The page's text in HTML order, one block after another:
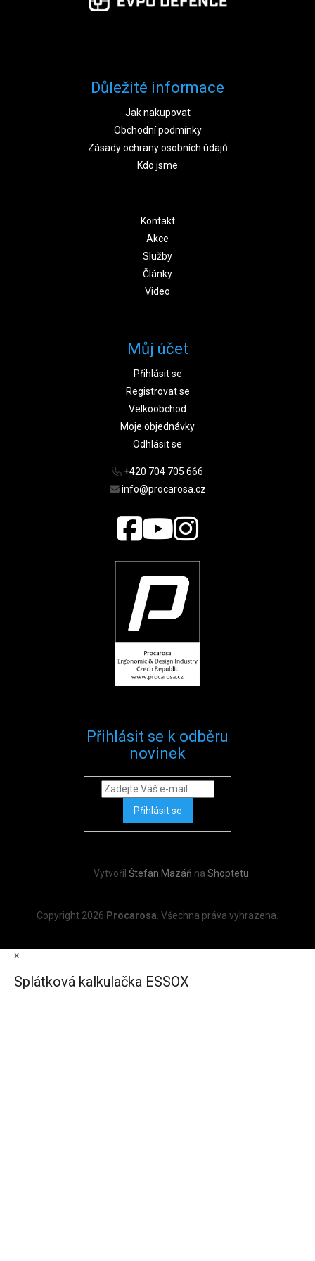
Důležité informace
Jak nakupovat
Obchodní podmínky
Zásady ochrany osobních údajů
Kdo jsme
Kontakt
Akce
Služby
Články
Video
Můj účet
Přihlásit se
Registrovat se
Velkoobchod
Moje objednávky
Odhlásit se
+420 704 705 666
info@procarosa.cz
Přihlásit se k odběru
novinek
Přihlásit se
Vytvořil Štefan Mazáň na Shoptetu
Copyright 2026 Procarosa . Všechna práva vyhrazena.
×
Splátková kalkulačka ESSOX